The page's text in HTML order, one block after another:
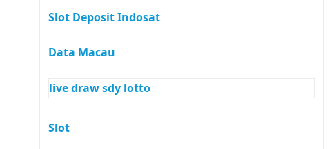
Slot Deposit Indosat
Data Macau
live draw sdy lotto
Slot